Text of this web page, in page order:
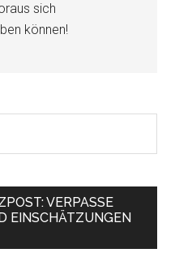
sich
können!
VERPASSE
EINSCHÄTZUNGEN